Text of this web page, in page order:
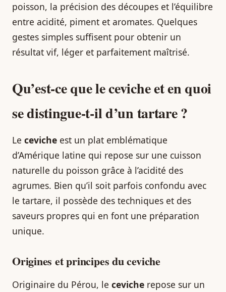
poisson, la précision des découpes et l’équilibre
entre acidité, piment et aromates. Quelques
gestes simples suffisent pour obtenir un
résultat vif, léger et parfaitement maîtrisé.
Qu’est-ce que lecevicheet en quoi
se distingue-t-il d’un tartare ?
Le ceviche est un plat emblématique
d’Amérique latine qui repose sur une cuisson
naturelle du poisson grâce à l’acidité des
agrumes. Bien qu’il soit parfois confondu avec
le tartare, il possède des techniques et des
saveurs propres qui en font une préparation
unique.
Origines et principes du ceviche
Originaire du Pérou, le ceviche repose sur un